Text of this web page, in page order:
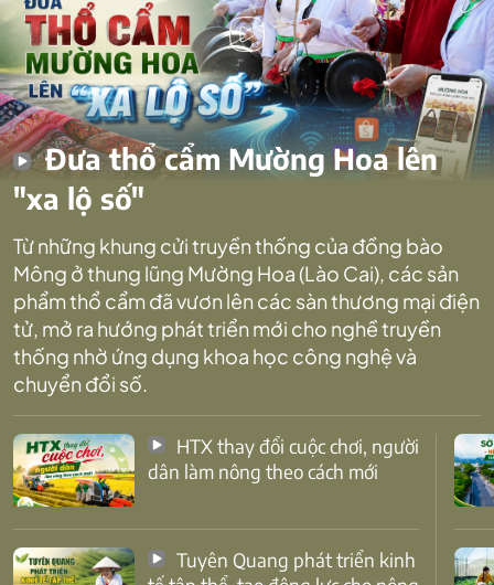
Đưa thổ cẩm Mường Hoa lên
"xa lộ số"
Từ những khung cửi truyền thống của đồng bào
Mông ở thung lũng Mường Hoa (Lào Cai), các sản
phẩm thổ cẩm đã vươn lên các sàn thương mại điện
tử, mở ra hướng phát triển mới cho nghề truyền
thống nhờ ứng dụng khoa học công nghệ và
chuyển đổi số.
dân làm nông theo cách mới